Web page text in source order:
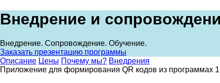
Внедрение и
Внедрение. Сопровождение. Обучение.
Заказать презентацию программы
Описание Цены Почему мы? Внедрения
Приложение для формирования QR кодов из программах